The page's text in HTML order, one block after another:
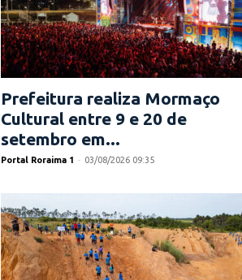
Prefeitura realiza Mormaço
Cultural entre 9 e 20 de
setembro em...
Portal Roraima 1 - 03/08/2026 09:35